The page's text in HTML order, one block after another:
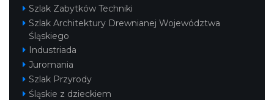
Szlak Zabytków Techniki
Szlak Architektury Drewnianej Województwa
Śląskiego
Industriada
Juromania
Szlak Przyrody
Śląskie z dzieckiem